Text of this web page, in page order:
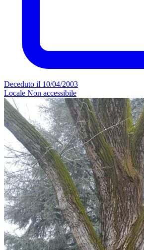
Deceduto il 10/04/2003
Locale Non accessibile